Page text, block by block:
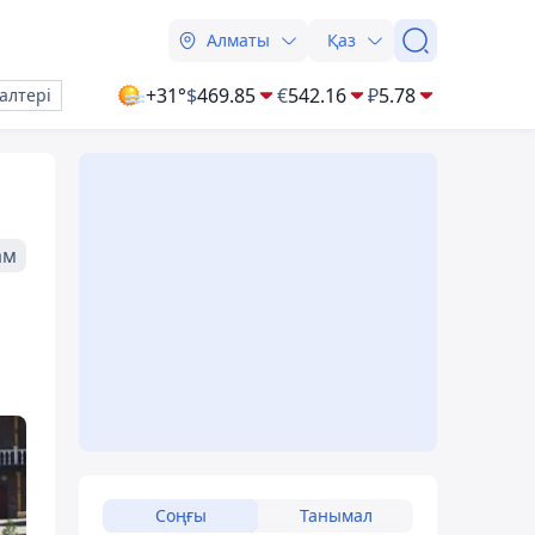
Алматы Қаз
+31°$469.85 €542.16 ₽5.78
Соңғы Танымал